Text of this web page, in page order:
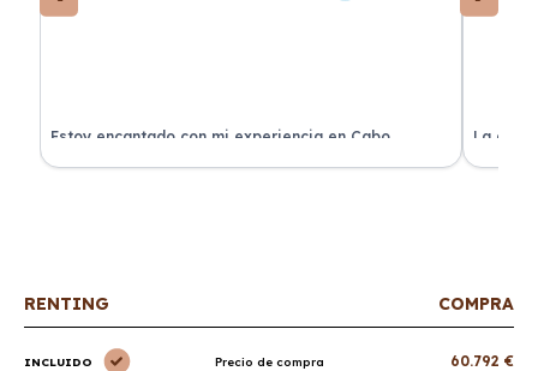
Estoy encantado con mi experiencia en Cabo
Renting. El coche llegó en perfectas condiciones y sin
La
de
RENTING COMPRA
INCLUIDO Precio de compra 60.792 €